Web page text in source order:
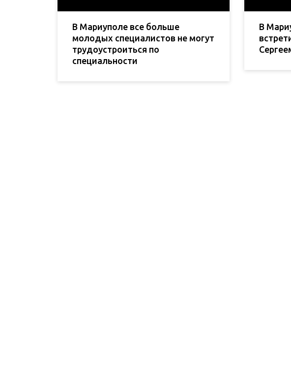
В Мариуполе все больше
молодых специалистов не могут
трудоустроиться по
специальности
В